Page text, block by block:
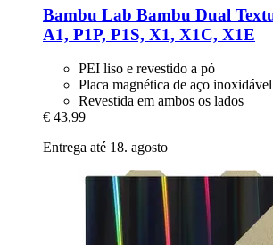
Bambu Lab Bambu Dual
A1, P1P, P1S, X1, X1C, X1E
PEI liso e revestido a pó
Placa magnética de aço inoxidável
Revestida em ambos os lados
€ 43,99
Entrega até 18. agosto